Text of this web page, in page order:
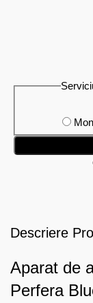
Descriere
Aparat de
Perfera